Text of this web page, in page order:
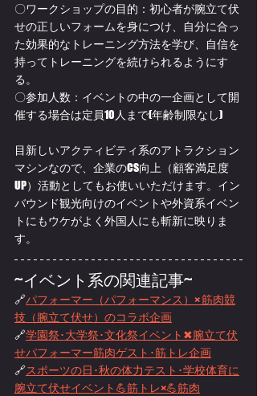
〇ワークショップの目的：初心者が腕立て伏
せの正しいフォームを身につけ、自分に合っ
た効果的なトレーニング方法を学び、自信を
持ってトレーニングを続けられるようにす
る。
〇参加人数：イベントの中の一企画として開
催する場合は定員10人まで(年齢制限なし)
目新しいアクティビティ系のアトラクション
マシンなので、企業のCS向上（顧客満足度
UP）活動としてもお使いいただけます。イン
バウンド観光向けのイベントや外資系イベン
トにもウケがよく外国人にも斬新に映りま
す。
~イベント系の関連記事~
🔗パフォーマー（パフォーマンス）× 筋肉競
技（腕立て伏せ）のコラボ企画
🔗学園祭･大学祭･文化祭イベント✖腕立て伏
せパフォーマー筋肉ゲスト･筋トレ企画
🔗スポーツの日･秋の体力テスト･学校体育に
腕立て伏せイベント💪筋トレ×💪筋肉